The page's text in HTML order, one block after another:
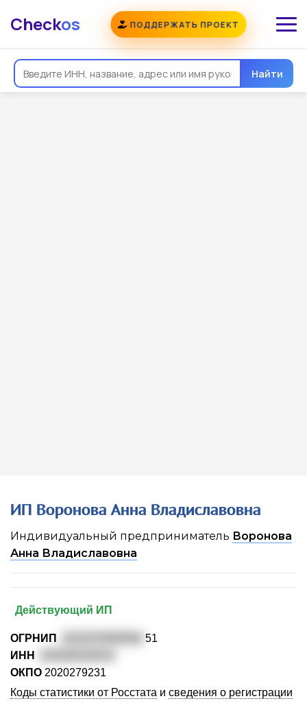
Checkos ПОДДЕРЖАТЬ ПРОЕКТ
Найти
ИП Воронова Анна Владиславовна
Индивидуальный предприниматель Воронова
Анна Владиславовна
Действующий ИП
ОГРНИП
51
ИНН
ОКПО 2020279231
Коды статистики от Росстата и сведения о регистрации